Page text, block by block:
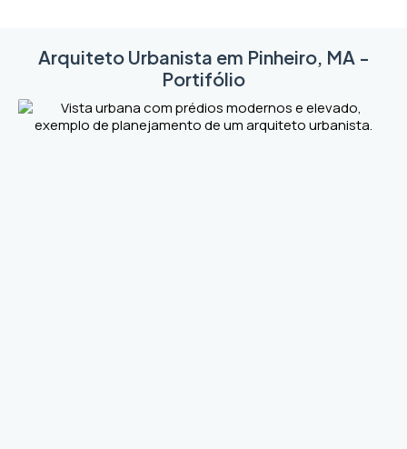
Arquiteto Urbanista em Pinheiro, MA -
Portifólio